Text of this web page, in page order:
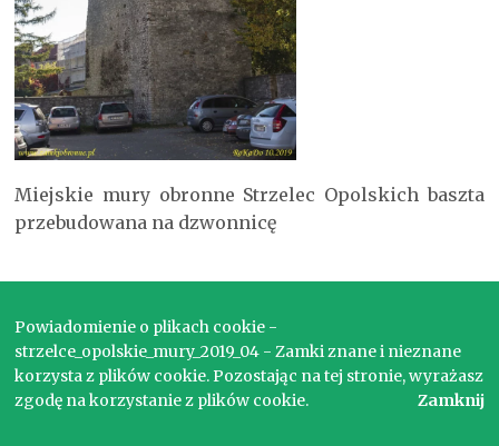
Miejskie mury obronne Strzelec Opolskich baszta
przebudowana na dzwonnicę
Copyright © 2017. Wszelkie prawa zastrzeżone.
Powiadomienie o plikach cookie -
strzelce_opolskie_mury_2019_04 - Zamki znane i nieznane
korzysta z plików cookie. Pozostając na tej stronie, wyrażasz
zgodę na korzystanie z plików cookie.
Zamknij